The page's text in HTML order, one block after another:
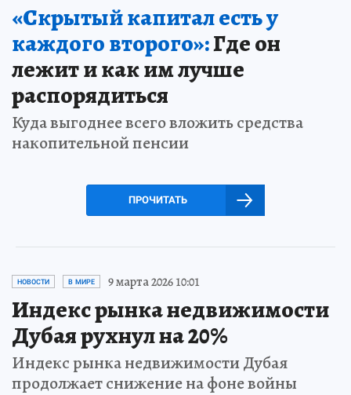
«Скрытый капитал есть у
каждого второго»:Где он
лежит и как им лучше
распорядиться
Куда выгоднее всего вложить средства
накопительной пенсии
ПРОЧИТАТЬ
НОВОСТИ В МИРЕ 9 марта 2026 10:01
Индекс рынка недвижимости
Дубая рухнул на 20%
Индекс рынка недвижимости Дубая
продолжает снижение на фоне войны